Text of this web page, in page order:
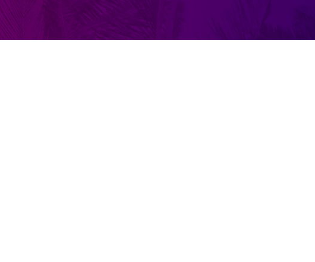
Az Atlanti-óceánra nyíló lenyugözo kilátással, napozóterasszal, szabadidos
Rendszeres ingyenes buszjárat közlekedik Funchal közeli városába, ahol
térítés ellenében állnak a látogatók rendelkezésére.